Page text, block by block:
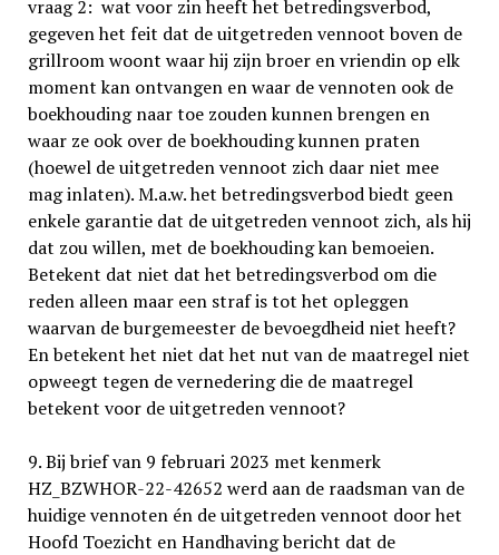
vraag 2: wat voor zin heeft het betredingsverbod,
gegeven het feit dat de uitgetreden vennoot boven de
grillroom woont waar hij zijn broer en vriendin op elk
moment kan ontvangen en waar de vennoten ook de
boekhouding naar toe zouden kunnen brengen en
waar ze ook over de boekhouding kunnen praten
(hoewel de uitgetreden vennoot zich daar niet mee
mag inlaten). M.a.w. het betredingsverbod biedt geen
enkele garantie dat de uitgetreden vennoot zich, als hij
dat zou willen, met de boekhouding kan bemoeien.
Betekent dat niet dat het betredingsverbod om die
reden alleen maar een straf is tot het opleggen
waarvan de burgemeester de bevoegdheid niet heeft?
En betekent het niet dat het nut van de maatregel niet
opweegt tegen de vernedering die de maatregel
betekent voor de uitgetreden vennoot?
9. Bij brief van 9 februari 2023 met kenmerk
HZ_BZWHOR-22-42652 werd aan de raadsman van de
huidige vennoten én de uitgetreden vennoot door het
Hoofd Toezicht en Handhaving bericht dat de